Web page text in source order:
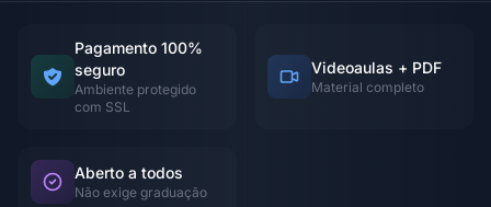
Pagamento 100%
seguro
Ambiente protegido
com SSL
Videoaulas + PDF
Material completo
Aberto a todos
Não exige graduação